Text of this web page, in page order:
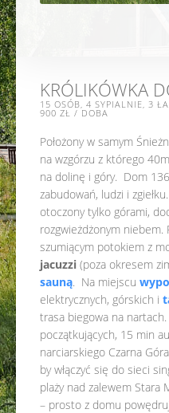
KRÓLIKÓWKA
15 OSÓB, 4 SYPIALNIE, 3
900 ZŁ / DOBA
Położony w samym
na wzgórzu z którego
na dolinę i góry. Dom
zabudowań, ludzi i
otoczony tylko górami,
rozgwieżdżonym niebem.
szumiącym potokiem z
jacuzzi (poza okresem
sauną. Na miejscu
elektrycznych, górskich i
trasa biegowa na
początkujących, 15 min
narciarskiego Czarna
by włączyć się do sieci
plaży nad zalewem Stara
– prosto z domu